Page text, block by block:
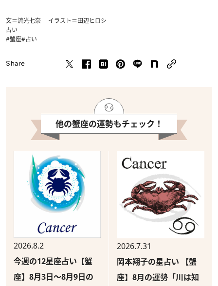
文＝流光七奈 イラスト＝田辺ヒロシ
占い
#蟹座#占い
Share
他の蟹座の運勢もチェック！
2026.8.2
今週の12星座占い【蟹
座】8月3日～8月9日の
2026.7.31
岡本翔子の星占い 【蟹
座】8月の運勢「川は知